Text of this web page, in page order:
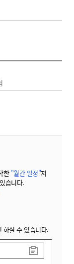
한 "월간 일정"저
습니다.
하실 수 있습니다.